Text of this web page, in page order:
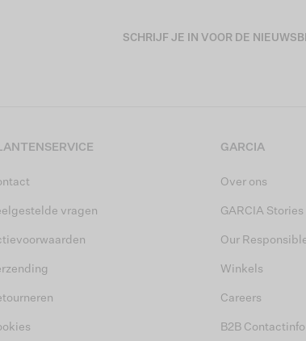
SCHRIJF JE IN VOOR DE
vragen
GARCIA
Over ons
GARCIA Stories
Our
Winkels
Careers
B2B